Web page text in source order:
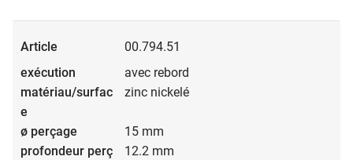
00.794.51
avec rebord
zinc nickelé
15 mm
12.2 mm